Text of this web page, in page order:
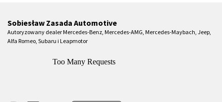
Sobiesław Zasada Automotive
Autoryzowany dealer Mercedes-Benz, Mercedes-AMG, Mercedes-Maybach, Jeep,
Alfa Romeo, Subaru i Leapmotor